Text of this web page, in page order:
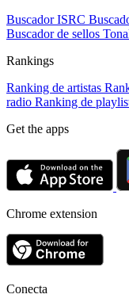
Buscador ISRC
Buscador de sellos
Rankings
Ranking de artistas
radio Ranking de
Get the apps
Chrome extension
Conecta